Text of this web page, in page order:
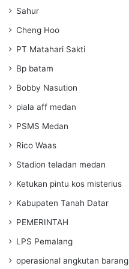
Sahur
Cheng Hoo
PT Matahari Sakti
Bp batam
Bobby Nasution
piala aff medan
PSMS Medan
Rico Waas
Stadion teladan medan
Ketukan pintu kos misterius
Kabupaten Tanah Datar
PEMERINTAH
LPS Pemalang
operasional angkutan barang